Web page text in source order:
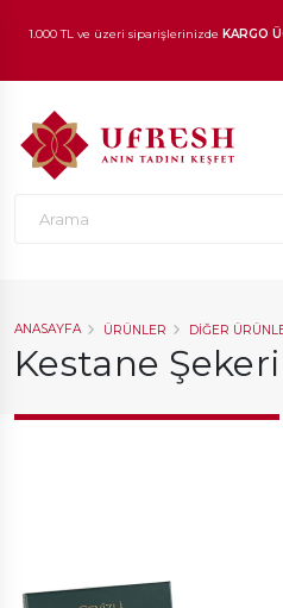
1.000 TL ve üzeri siparişlerinizde KARGO
En beğenilen ürünlerdeİNDİRİMfırsatı!
ANASAYFA ÜRÜNLER DIĞER
Kestane Şekeri